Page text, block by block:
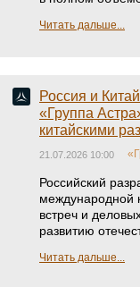
Читать дальше...
Россия и
«Группа
китайскими
21.07.2026 10:00
Российский
международной
встреч и
развитию
Читать дальше...